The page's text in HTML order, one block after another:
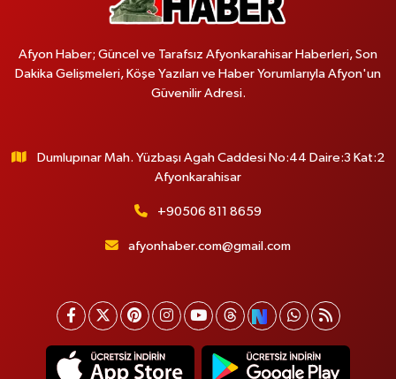
Afyon Haber; Güncel ve Tarafsız Afyonkarahisar Haberleri, Son
Dakika Gelişmeleri, Köşe Yazıları ve Haber Yorumlarıyla Afyon'un
Güvenilir Adresi.
Dumlupınar Mah. Yüzbaşı Agah Caddesi No:44 Daire:3 Kat:2
Afyonkarahisar
+90506 811 8659
afyonhaber.com@gmail.com